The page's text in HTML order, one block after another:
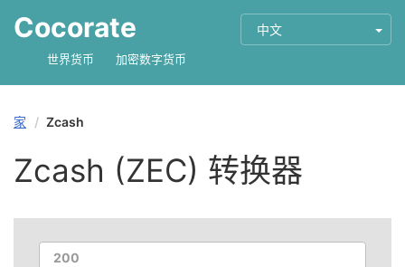
Cocorate 中文
世界货币 加密数字货币
家 Zcash
Zcash (ZEC) 转换器